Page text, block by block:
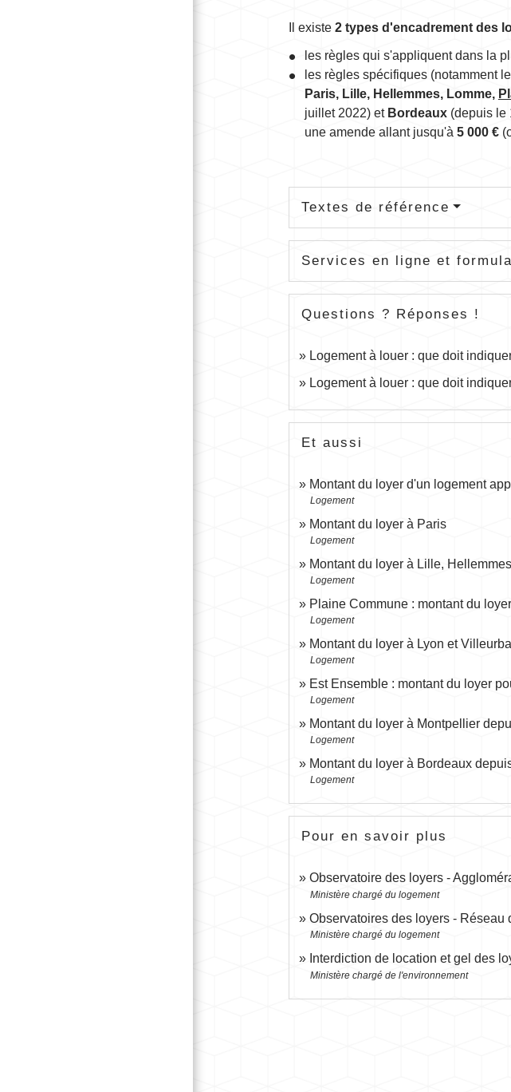
Il existe 2 types d'encadrement des
les règles qui s'appliquent dans la
les règles spécifiques (notamment le
Paris, Lille, Hellemmes, Lomme,
juillet 2022) et Bordeaux(depuis le
une amende allant jusqu'à 5 000 €
Textes de référence
Services en ligne et
Questions ? Réponses !
Logement à louer : que doit
Logement à louer : que doit
Et aussi
Montant du loyer d'un logement
Logement
Montant du loyer à Paris
Logement
Montant du loyer à Lille,
Logement
Plaine Commune : montant du
Logement
Montant du loyer à Lyon et
Logement
Est Ensemble : montant du loyer
Logement
Montant du loyer à Montpellier
Logement
Montant du loyer à Bordeaux
Logement
Pour en savoir plus
Observatoire des loyers -
Ministère chargé du logement
Observatoires des loyers - Réseau
Ministère chargé du logement
Interdiction de location et gel des
Ministère chargé de l'environnement